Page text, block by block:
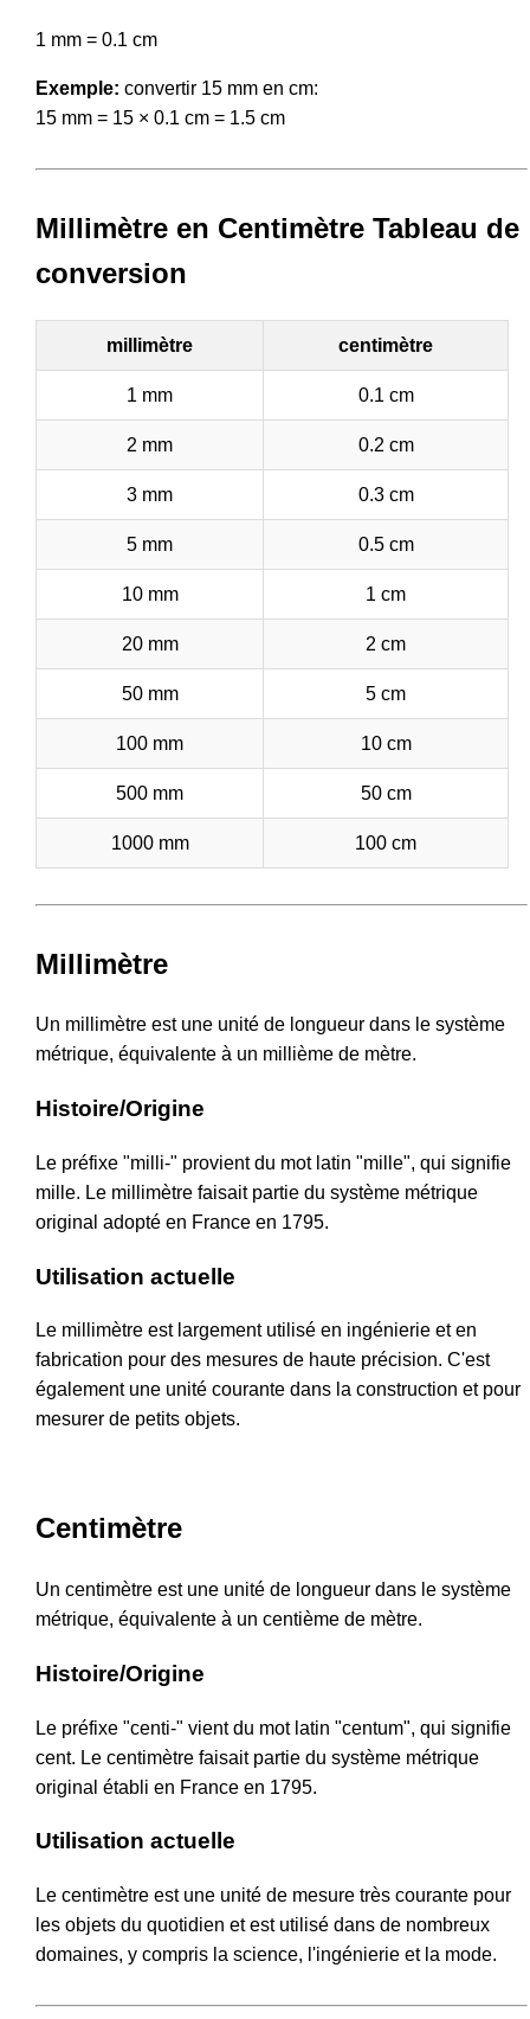
1 mm = 0.1 cm
Exemple: convertir 15 mm en cm:
15 mm = 15 × 0.1 cm = 1.5 cm
Millimètre en Centimètre Tableau de
conversion
millimètre centimètre
1 mm 0.1 cm
2 mm 0.2 cm
3 mm 0.3 cm
5 mm 0.5 cm
10 mm 1 cm
20 mm 2 cm
50 mm 5 cm
100 mm 10 cm
500 mm 50 cm
1000 mm 100 cm
Millimètre
Un millimètre est une unité de longueur dans le système
métrique, équivalente à un millième de mètre.
Histoire/Origine
Le préfixe "milli-" provient du mot latin "mille", qui signifie
mille. Le millimètre faisait partie du système métrique
original adopté en France en 1795.
Utilisation actuelle
Le millimètre est largement utilisé en ingénierie et en
fabrication pour des mesures de haute précision. C'est
également une unité courante dans la construction et pour
mesurer de petits objets.
Centimètre
Un centimètre est une unité de longueur dans le système
métrique, équivalente à un centième de mètre.
Histoire/Origine
Le préfixe "centi-" vient du mot latin "centum", qui signifie
cent. Le centimètre faisait partie du système métrique
original établi en France en 1795.
Utilisation actuelle
Le centimètre est une unité de mesure très courante pour
les objets du quotidien et est utilisé dans de nombreux
domaines, y compris la science, l'ingénierie et la mode.